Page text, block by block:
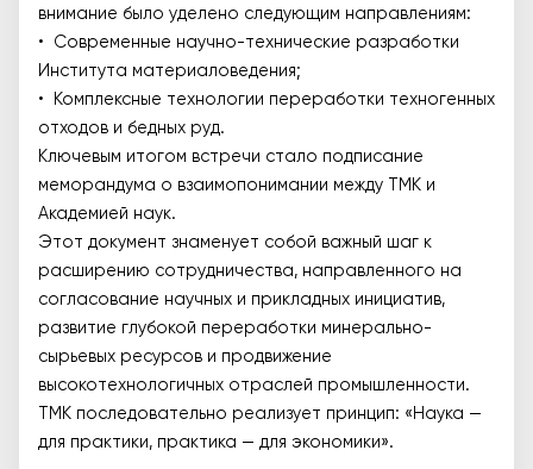
внимание было уделено следующим направлениям:
• Современные научно-технические разработки
Института материаловедения;
• Комплексные технологии переработки техногенных
отходов и бедных руд.
Ключевым итогом встречи стало подписание
меморандума о взаимопонимании между TMK и
Академией наук.
Этот документ знаменует собой важный шаг к
расширению сотрудничества, направленного на
согласование научных и прикладных инициатив,
развитие глубокой переработки минерально-
сырьевых ресурсов и продвижение
высокотехнологичных отраслей промышленности.
TMK последовательно реализует принцип: «Наука —
для практики, практика — для экономики».